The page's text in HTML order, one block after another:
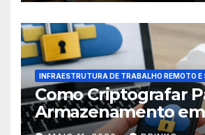
INFRAESTRUTURA DE TRABALHO REMOTO
Como Criptografar
Armazenamento
para Privacidade